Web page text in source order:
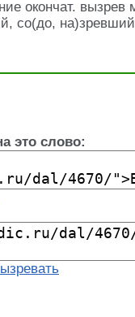
окончат. вызрев
со(до,
это слово: